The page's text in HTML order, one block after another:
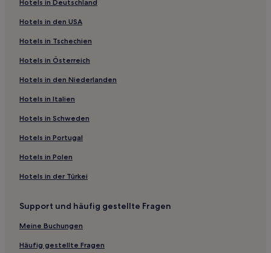
Haustierfreundliche in Pforzheim
Haustierfreundliche in Südweststadt
Familien in Südweststadt
Haustierfreundliche in Bad Wimpfen
Hotels mit Parkplatz in Leimen
Familien in Leimen
Haustierfreundliche in Leimen
Familien in Baden-Baden
Familien in Walldorf
Hotels mit inbegriffenem Frühstück in Walldorf
Hotels mit Parkplatz in Südweststadt Östlicher Teil
Haustierfreundliche in Neckarsulm
Hotels mit Parkplatz in Hockenheim
Hotels in Deutschland
Hotels in den USA
Hotels in Tschechien
Hotels in Österreich
Hotels in den Niederlanden
Hotels in Italien
Hotels in Schweden
Hotels in Portugal
Hotels in Polen
Hotels in der Türkei
Support und häufig gestellte Fragen
Meine Buchungen
Häufig gestellte Fragen